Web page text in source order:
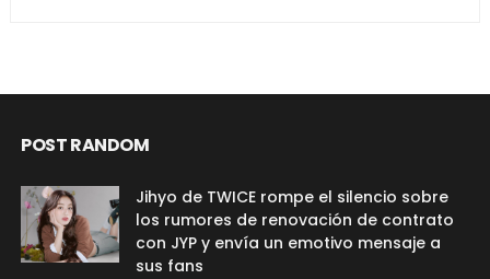
POST RANDOM
Jihyo de TWICE rompe el silencio sobre
los rumores de renovación de contrato
con JYP y envía un emotivo mensaje a
sus fans